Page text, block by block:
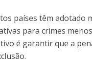
países têm adotado
para crimes
é garantir que a